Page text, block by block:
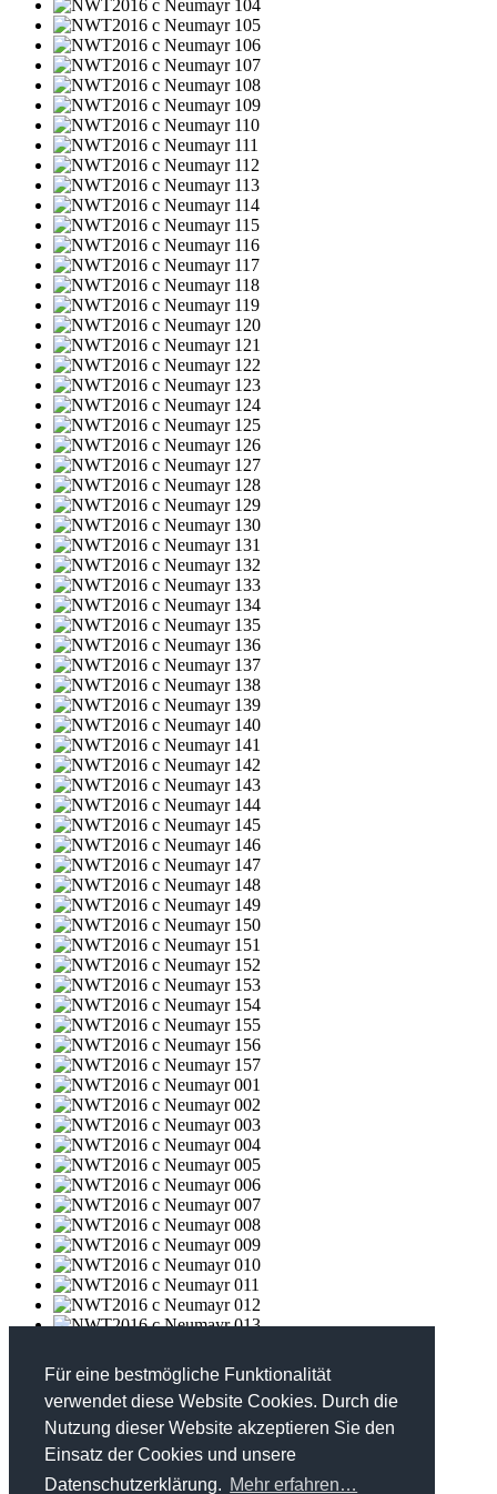
Für eine bestmögliche Funktionalität
verwendet diese Website Cookies. Durch die
Nutzung dieser Website akzeptieren Sie den
Einsatz der Cookies und unsere
Datenschutzerklärung. Mehr erfahren…
FHP - Kooperationsplattform Forst Holz Papier
Marxergasse 2/ 4. Stock - 1030 Wien
T: +43 1 402 01 12 900